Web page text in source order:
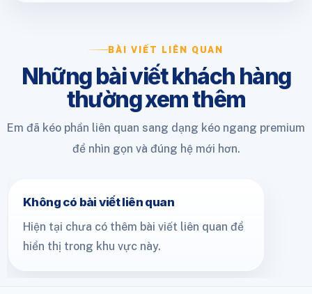
BÀI VIẾT LIÊN QUAN
Những bài viết khách hàng
thường xem thêm
Em đã kéo phần liên quan sang dạng kéo ngang premium
để nhìn gọn và đúng hệ mới hơn.
Không có bài viết liên quan
Hiện tại chưa có thêm bài viết liên quan để
hiển thị trong khu vực này.